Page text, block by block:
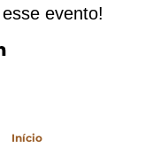
evento!
Início